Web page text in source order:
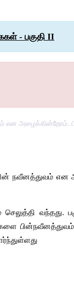
- பகுதி II
அழைக்கின்றோம்.
நவீனத்துவம் என
செலுத்தி வந்தது.
பின்நவீனத்துவம்